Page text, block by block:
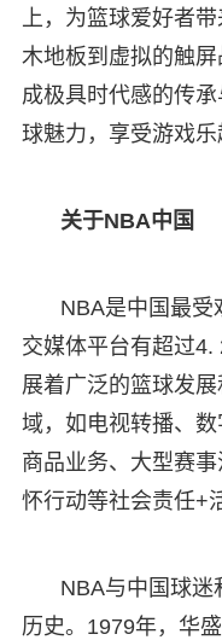
上，为篮球爱好者
木地板到虚拟的触
成极具时代感的传
球魅力，享受游戏乐
关于NBA中国
NBA是中国最受
交媒体平台有超过
展着广泛的篮球发
域，如电视转播、
商品业务、大型赛
怀行动等社会责任+
NBA与中国球迷
历史。1979年，华